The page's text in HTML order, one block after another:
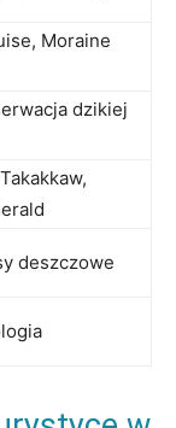
Moraine⁢
dzikiej
deszczowe